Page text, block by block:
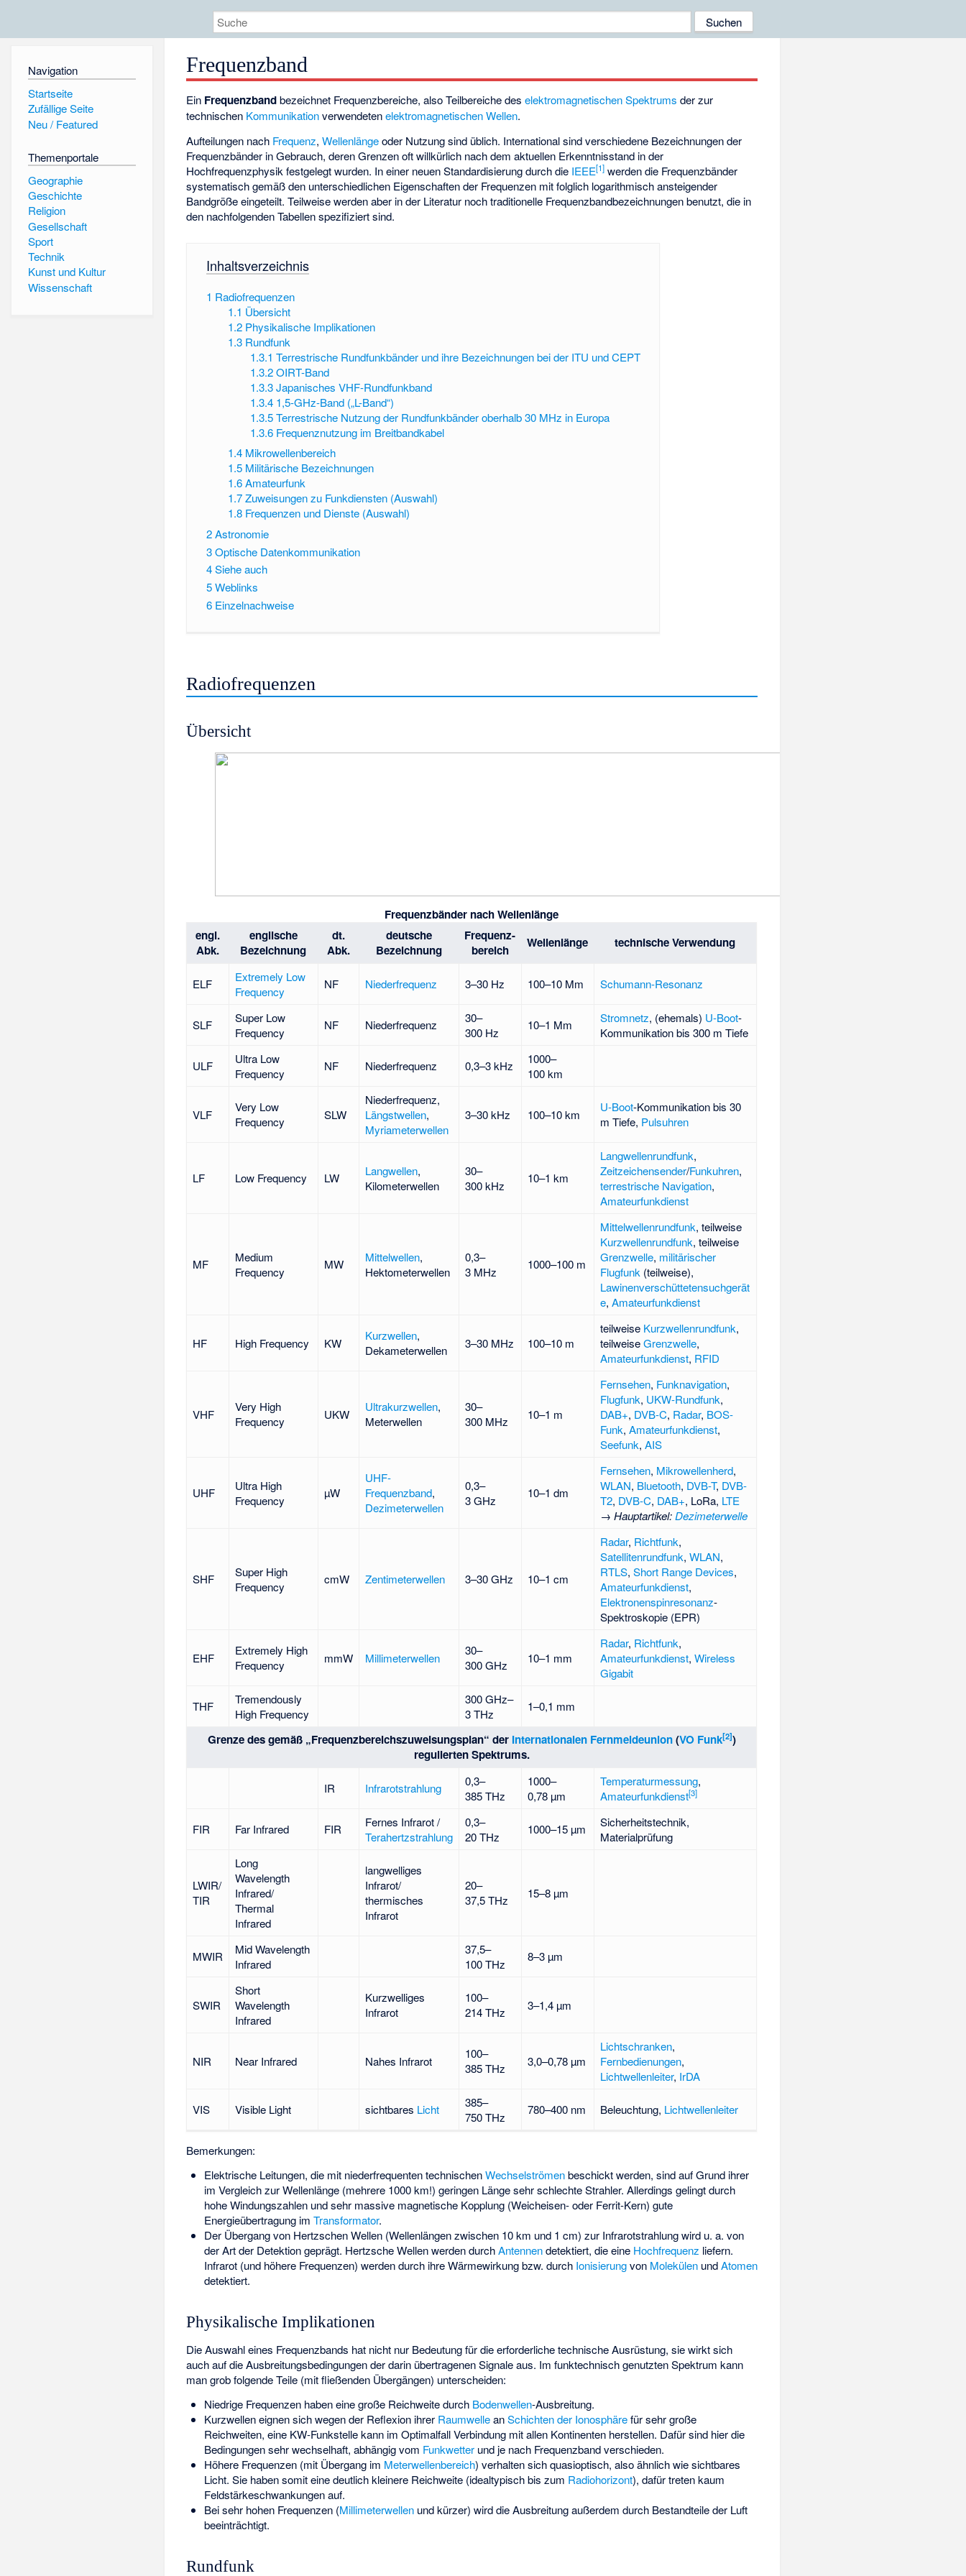
Navigation
Startseite
Zufällige Seite
Neu / Featured
Themenportale
Geographie
Geschichte
Religion
Gesellschaft
Sport
Technik
Kunst und Kultur
Wissenschaft
Frequenzband
Ein Frequenzbandbezeichnet Frequenzbereiche, also Teilbereiche deselektromagnetischen Spektrums der zur
technischen Kommunikationverwendetenelektromagnetischen Wellen.
Aufteilungen nach Frequenz,Wellenlängeoder Nutzung sind üblich. International sind verschiedene Bezeichnungen der
Frequenzbänder in Gebrauch, deren Grenzen oft willkürlich nach dem aktuellen Erkenntnisstand in der
Hochfrequenzphysik festgelegt wurden. In einer neuen Standardisierung durch die IEEE[1] werden die Frequenzbänder
systematisch gemäß den unterschiedlichen Eigenschaften der Frequenzen mit folglich logarithmisch ansteigender
Bandgröße eingeteilt. Teilweise werden aber in der Literatur noch traditionelle Frequenzbandbezeichnungen benutzt, die in
den nachfolgenden Tabellen spezifiziert sind.
Inhaltsverzeichnis
1 Radiofrequenzen
1.1 Übersicht
1.2 Physikalische Implikationen
1.3 Rundfunk
1.3.1 Terrestrische Rundfunkbänder und ihre Bezeichnungen bei der ITU und CEPT
1.3.2 OIRT-Band
1.3.3 Japanisches VHF-Rundfunkband
1.3.4 1,5-GHz-Band („L-Band“)
1.3.5 Terrestrische Nutzung der Rundfunkbänder oberhalb 30 MHz in Europa
1.3.6 Frequenznutzung im Breitbandkabel
1.4 Mikrowellenbereich
1.5 Militärische Bezeichnungen
1.6 Amateurfunk
1.7 Zuweisungen zu Funkdiensten (Auswahl)
1.8 Frequenzen und Dienste (Auswahl)
2Astronomie
3Optische Datenkommunikation
4Siehe auch
5Weblinks
6 Einzelnachweise
Radiofrequenzen
Übersicht
Frequenzbänder nach Wellenlänge
engl.
Abk.
englische
Bezeichnung
dt.
Abk.
deutsche
Bezeichnung
Frequenz-
bereich
Wellenlänge technische Verwendung
ELF
Extremely Low
Frequency
NF Niederfrequenz 3–30 Hz 100–10 Mm Schumann-Resonanz
SLF
Super Low
Frequency
NF Niederfrequenz
30–
300 Hz
10–1 Mm Stromnetz, (ehemals) U-Boot-
Kommunikation bis 300 m Tiefe
ULF
Ultra Low
Frequency
NF Niederfrequenz 0,3–3 kHz
1000–
100 km
VLF
Very Low
Frequency
SLW
Niederfrequenz,
Längstwellen,
Myriameterwellen
3–30 kHz 100–10 km
U-Boot-Kommunikation bis 30
m Tiefe, Pulsuhren
LF Low Frequency LW Langwellen,
Kilometerwellen
30–
300 kHz
10–1 km
Langwellenrundfunk,
Zeitzeichensender/Funkuhren,
terrestrische Navigation,
Amateurfunkdienst
MF
Medium
Frequency
MW Mittelwellen,
Hektometerwellen
0,3–
3 MHz
1000–100 m
Mittelwellenrundfunk, teilweise
Kurzwellenrundfunk, teilweise
Grenzwelle, militärischer
Flugfunk (teilweise),
Lawinenverschüttetensuchgerät
e, Amateurfunkdienst
HF High Frequency KW
Kurzwellen,
Dekameterwellen
3–30 MHz 100–10 m
teilweise Kurzwellenrundfunk,
teilweiseGrenzwelle,
Amateurfunkdienst, RFID
VHF
Very High
Frequency
UKW
Ultrakurzwellen,
Meterwellen
30–
300 MHz
10–1 m
Fernsehen, Funknavigation,
Flugfunk, UKW-Rundfunk,
DAB+, DVB-C, Radar, BOS-
Funk, Amateurfunkdienst,
Seefunk, AIS
UHF
Ultra High
Frequency
µW
UHF-
Frequenzband,
Dezimeterwellen
0,3–
3 GHz
10–1 dm
Fernsehen, Mikrowellenherd,
WLAN, Bluetooth, DVB-T, DVB-
T2, DVB-C, DAB+, LoRa, LTE
→ Hauptartikel:Dezimeterwelle
SHF
Super High
Frequency
cmW Zentimeterwellen 3–30 GHz 10–1 cm
Radar, Richtfunk,
Satellitenrundfunk, WLAN,
RTLS, Short Range Devices,
Amateurfunkdienst,
Elektronenspinresonanz-
Spektroskopie (EPR)
EHF
Extremely High
Frequency
mmW Millimeterwellen
30–
300 GHz
10–1 mm
Radar, Richtfunk,
Amateurfunkdienst, Wireless
Gigabit
THF
Tremendously
High Frequency
300 GHz–
3 THz
1–0,1 mm
Grenze des gemäß „Frequenzbereichszuweisungsplan“ der Internationalen Fernmeldeunion(VO Funk[2])
regulierten Spektrums.
IR Infrarotstrahlung
0,3–
385 THz
1000–
0,78 µm
Temperaturmessung,
Amateurfunkdienst[3]
FIR Far Infrared FIR
Fernes Infrarot /
Terahertzstrahlung
0,3–
20 THz
1000–15 µm
Sicherheitstechnik,
Materialprüfung
LWIR/
TIR
Long
Wavelength
Infrared/
Thermal
Infrared
langwelliges
Infrarot/
thermisches
Infrarot
20–
37,5 THz
15–8 µm
MWIR
Mid Wavelength
Infrared
37,5–
100 THz
8–3 µm
SWIR
Short
Wavelength
Infrared
Kurzwelliges
Infrarot
100–
214 THz
3–1,4 µm
NIR Near Infrared Nahes Infrarot
100–
385 THz
3,0–0,78 µm
Lichtschranken,
Fernbedienungen,
Lichtwellenleiter, IrDA
VIS Visible Light sichtbares Licht
385–
750 THz
780–400 nm Beleuchtung, Lichtwellenleiter
Bemerkungen:
Elektrische Leitungen, die mit niederfrequenten technischenWechselströmenbeschickt werden, sind auf Grund ihrer
im Vergleich zur Wellenlänge (mehrere 1000 km!) geringen Länge sehr schlechte Strahler. Allerdings gelingt durch
hohe Windungszahlen und sehr massive magnetische Kopplung (Weicheisen- oder Ferrit-Kern) gute
Energieübertragung im Transformator.
Der Übergang von Hertzschen Wellen(Wellenlängen zwischen 10 km und 1 cm) zur Infrarotstrahlung wird u. a. von
der Art der Detektion geprägt. Hertzsche Wellen werden durchAntennendetektiert, die eine Hochfrequenz liefern.
Infrarot (und höhere Frequenzen) werden durch ihre Wärmewirkung bzw. durch Ionisierungvon MolekülenundAtomen
detektiert.
Physikalische Implikationen
Die Auswahl eines Frequenzbands hat nicht nur Bedeutung für die erforderliche technische Ausrüstung, sie wirkt sich
auch auf dieAusbreitungsbedingungender darin übertragenen Signale aus. Im funktechnisch genutzten Spektrum kann
man grob folgende Teile (mit fließenden Übergängen) unterscheiden:
Niedrige Frequenzen haben eine große Reichweite durch Bodenwellen-Ausbreitung.
Kurzwellen eignen sich wegen der Reflexion ihrer RaumwelleanSchichten der Ionosphärefür sehr große
Reichweiten, eine KW-Funkstelle kann im Optimalfall Verbindung mit allen Kontinenten herstellen. Dafür sind hier die
Bedingungen sehr wechselhaft, abhängig vom Funkwetterund je nach Frequenzband verschieden.
Höhere Frequenzen (mit Übergang im Meterwellenbereich) verhalten sich quasioptisch, also ähnlich wie sichtbares
Licht. Sie haben somit eine deutlich kleinere Reichweite (idealtypisch bis zum Radiohorizont), dafür treten kaum
Feldstärkeschwankungen auf.
Bei sehr hohen Frequenzen (Millimeterwellenund kürzer) wird die Ausbreitung außerdem durch Bestandteile der Luft
beeinträchtigt.
Rundfunk